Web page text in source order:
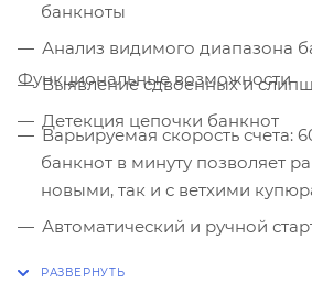
банкноты
Анализ видимого диапазона
Выявление сдвоенных и
Детекция цепочки банкнот
Функциональные возможности
Варьируемая скорость счета:
банкнот в минуту позволяет
новыми, так и с ветхими
Автоматический и ручной
пачки банкнот, режим отсчета